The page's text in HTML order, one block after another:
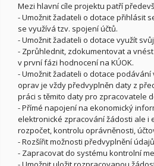
Mezi hlavní cíle projektu patří
-Umožnit žadateli o dotace přihlásit
se využívá tzv. spojení účtů.
-Umožnit žadateli o dotace využít
- Zprůhlednit, zdokumentovat a
v první fázi hodnocení na KÚOK.
-Umožnit žadateli o dotace
oprav je vždy předvyplněn daty z
práci s těmito daty pro zpracovatele
-Přímé napojení na ekonomický
elektronické zpracování žádosti ale i
rozpočet, kontrolu oprávněnosti,
-Rozšířit možnosti předvyplnění
- Zapracovat do systému kontrolní